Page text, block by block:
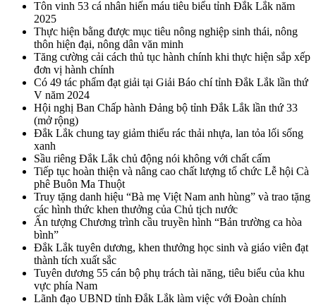
Tôn vinh 53 cá nhân hiến máu tiêu biểu tỉnh Đắk Lắk năm
2025
Thực hiện bằng được mục tiêu nông nghiệp sinh thái, nông
thôn hiện đại, nông dân văn minh
Tăng cường cải cách thủ tục hành chính khi thực hiện sắp xếp
đơn vị hành chính
Có 49 tác phẩm đạt giải tại Giải Báo chí tỉnh Đắk Lắk lần thứ
V năm 2024
Hội nghị Ban Chấp hành Đảng bộ tỉnh Đắk Lắk lần thứ 33
(mở rộng)
Đắk Lắk chung tay giảm thiểu rác thải nhựa, lan tỏa lối sống
xanh
Sầu riêng Đắk Lắk chủ động nói không với chất cấm
Tiếp tục hoàn thiện và nâng cao chất lượng tổ chức Lễ hội Cà
phê Buôn Ma Thuột
Truy tặng danh hiệu “Bà mẹ Việt Nam anh hùng” và trao tặng
các hình thức khen thưởng của Chủ tịch nước
Ấn tượng Chương trình cầu truyền hình “Bản trường ca hòa
bình”
Đắk Lắk tuyên dương, khen thưởng học sinh và giáo viên đạt
thành tích xuất sắc
Tuyên dương 55 cán bộ phụ trách tài năng, tiêu biểu của khu
vực phía Nam
Lãnh đạo UBND tỉnh Đắk Lắk làm việc với Đoàn chính